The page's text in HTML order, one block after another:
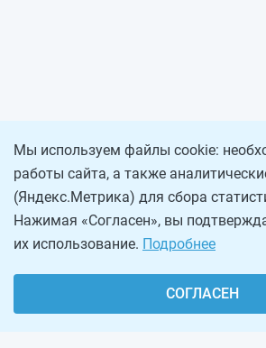
Мы используем файлы cookie:
работы сайта, а также
(Яндекс.Метрика) для сбора
Нажимая «Согласен», вы
их использование. Подробнее
СОГЛАСЕН